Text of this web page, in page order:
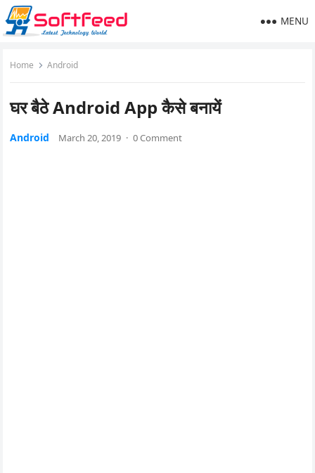
MENU
Home Android
घर बैठे Android App कैसे बनायें
Android March 20, 2019 · 0 Comment